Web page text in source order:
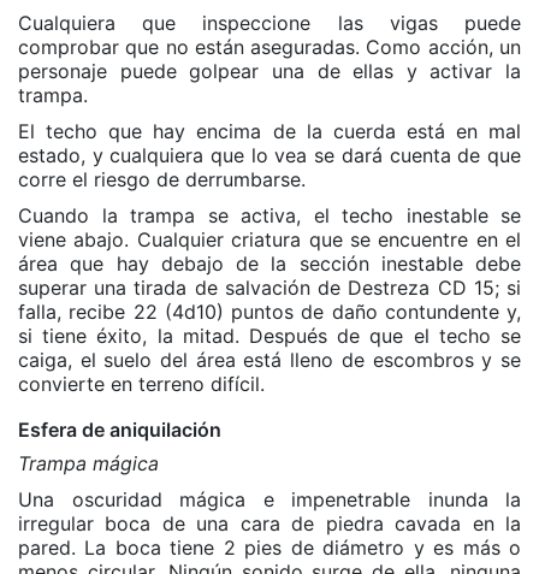
Cualquiera que inspeccione las vigas puede
comprobar que no están aseguradas. Como acción, un
personaje puede golpear una de ellas y activar la
trampa.
El techo que hay encima de la cuerda está en mal
estado, y cualquiera que lo vea se dará cuenta de que
corre el riesgo de derrumbarse.
Cuando la trampa se activa, el techo inestable se
viene abajo. Cualquier criatura que se encuentre en el
área que hay debajo de la sección inestable debe
superar una tirada de salvación de Destreza CD 15; si
falla, recibe 22 (4d10) puntos de daño contundente y,
si tiene éxito, la mitad. Después de que el techo se
caiga, el suelo del área está lleno de escombros y se
convierte en terreno difícil.
Esfera de aniquilación
Trampa mágica
Una oscuridad mágica e impenetrable inunda la
irregular boca de una cara de piedra cavada en la
pared. La boca tiene 2 pies de diámetro y es más o